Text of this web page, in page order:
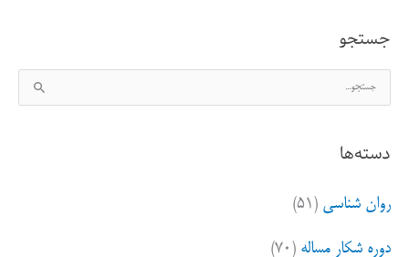
جستجو
س
ج
ب
ا
دسته‌ها
روان شناسی (۵۱)
دوره شکار مساله (۷۰)